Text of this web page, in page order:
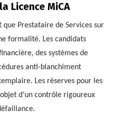
Licence MiCA
Prestataire de Services sur
formalité. Les candidats
des systèmes de
anti-blanchiment
Les réserves pour les
d’un contrôle rigoureux